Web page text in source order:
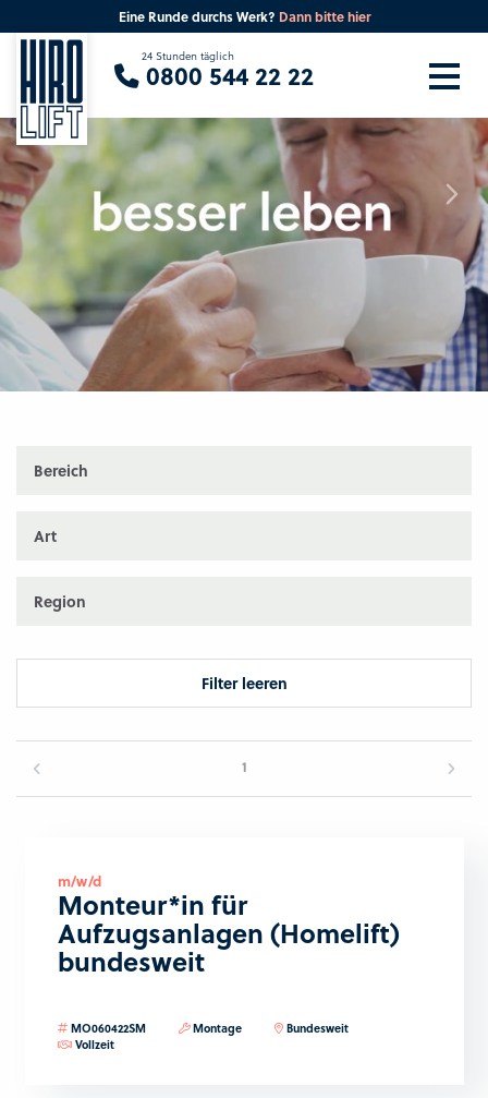
Bereich
Art
Region
Filter leeren
1
m/w/d
Monteur*in für
Aufzugsanlagen (Homelift)
bundesweit
MO060422SM Montage
Bundesweit
Vollzeit
Eine Runde durchs Werk? Dann bitte hier
24 Stunden täglich
0800 544 22 22
Sie suchen eine Beratung vor Ort?
Ihre PLZ Beratung